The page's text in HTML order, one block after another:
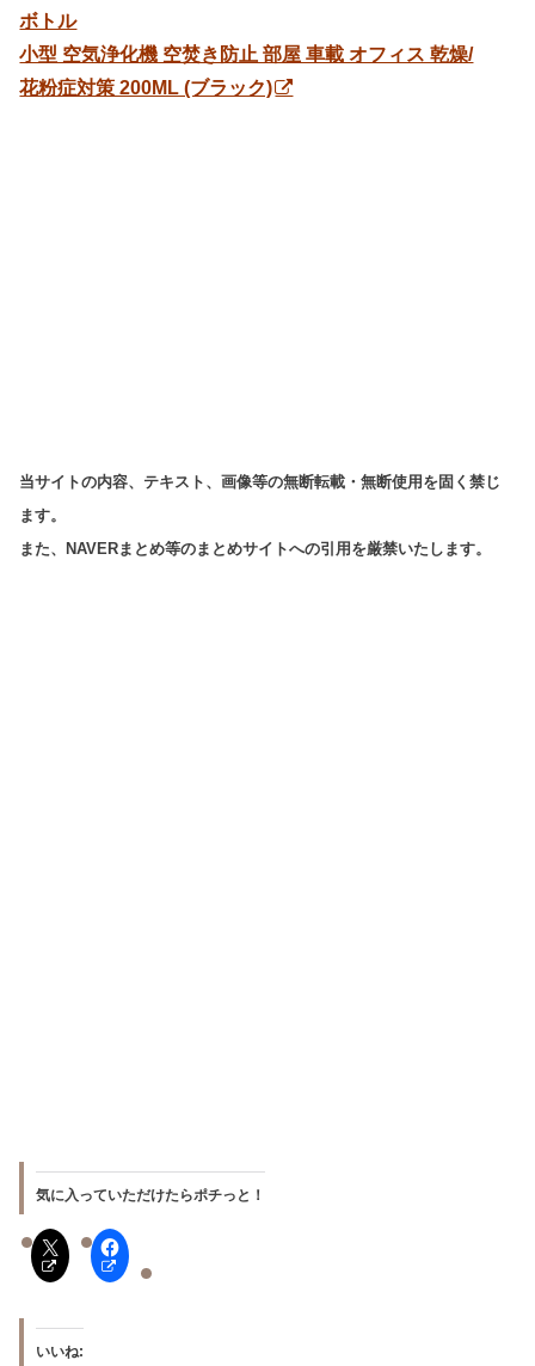
ボトル
小型 空気浄化機 空焚き防止 部屋 車載 オフィス 乾燥/
花粉症対策 200ML (ブラック)
当サイトの内容、テキスト、画像等の無断転載・無断使用を固く禁じ
ます。
また、NAVERまとめ等のまとめサイトへの引用を厳禁いたします。
気に入っていただけたらポチっと！
いいね: